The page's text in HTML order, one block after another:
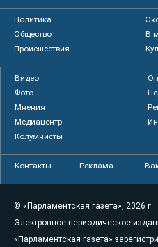
Политика
Общество
В
Происшествия
Видео
Фото
Мнения
Медиацентр
Колумнисты
Контакты Реклама
© «Парламентская газета», 2026 г.
Электронное периодическое
«Парламентская газета»